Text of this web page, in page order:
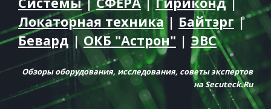
Локаторная техника| Байтэрг |
Бевард | ОКБ "Астрон" | ЭВС
Обзоры оборудования, исследования, советы экспертов
на Secuteck.Ru